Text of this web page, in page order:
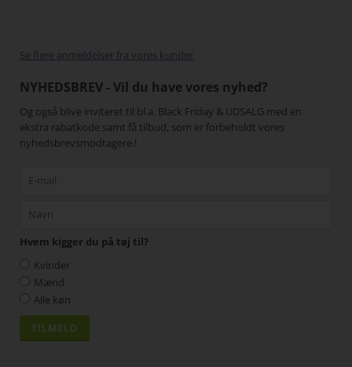
Se flere anmeldelser fra vores kunder
NYHEDSBREV - Vil du have vores nyhed?
Og også blive inviteret til bl.a. Black Friday & UDSALG med en
ekstra rabatkode samt få tilbud, som er forbeholdt vores
nyhedsbrevsmodtagere.!
Hvem kigger du på tøj til?
Kvinder
Mænd
Alle køn